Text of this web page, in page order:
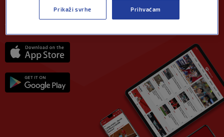
Nova aplikacija i novo iskustvo stvoreno za Vas.
Ekskluzivne, nove priče svaki dan, priče koje pokreću
svijet, priče koje Vas čekaju.
Prikaži svrhe Prihvaćam